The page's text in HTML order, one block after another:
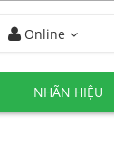
Online
NHÃN HIỆU